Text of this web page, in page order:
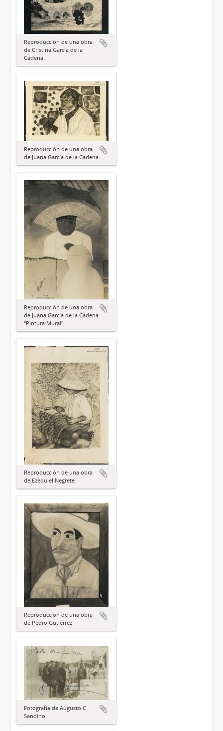
Reproducción de una obra
de Cristina García de la
Cadena
Reproducción de una obra
de Juana García de la Cadena
Reproducción de una obra
de Juana García de la Cadena
"Pintura Mural"
Reproducción de una obra
de Ezequiel Negrete
Reproducción de una obra
de Pedro Gutiérrez
Fotografía de Augusto C
Sandino